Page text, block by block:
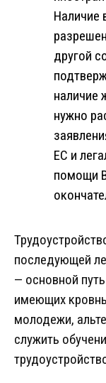
Наличие
другой
наличие
нужно
ЕС и
помощи
последующей
— основной
имеющих
молодежи,
служить